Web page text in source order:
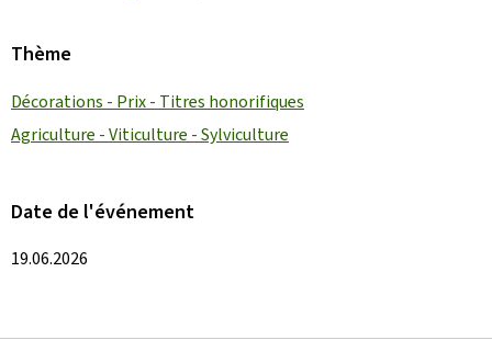
Thème
Décorations - Prix - Titres honorifiques
Agriculture - Viticulture - Sylviculture
Date de l'événement
19.06.2026